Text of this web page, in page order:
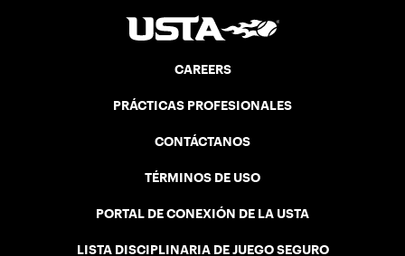
CAREERS
PRÁCTICAS PROFESIONALES
CONTÁCTANOS
TÉRMINOS DE USO
PORTAL DE CONEXIÓN DE LA USTA
LISTA DISCIPLINARIA DE JUEGO SEGURO